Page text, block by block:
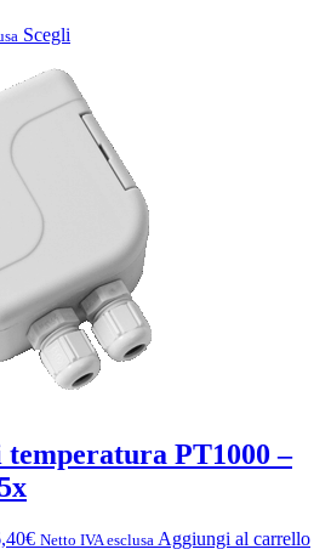
Scegli
ha
più
varianti.
opzioni
possono
pagina
del
prodotto
PT1000 –
€ Netto IVA esclusa Aggiungi al carrello